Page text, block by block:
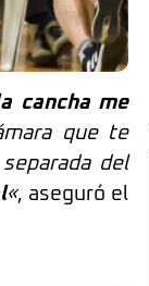
cancha me
que te
del
«, aseguró el